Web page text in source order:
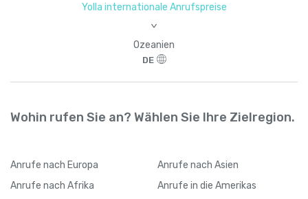
Yolla internationale Anrufspreise
>
Ozeanien
DE
Wohin rufen Sie an? Wählen Sie Ihre Zielregion.
Anrufe nach Europa Anrufe nach Asien
Anrufe nach Afrika Anrufe in die Amerikas